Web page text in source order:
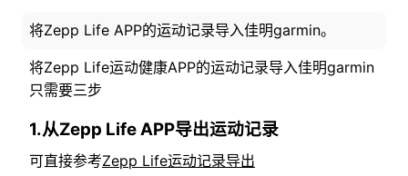
将Zepp Life APP的运动记录导入佳明garmin。
将Zepp Life运动健康APP的运动记录导入佳明garmin
只需要三步
1.从Zepp Life APP导出运动记录
可直接参考Zepp Life运动记录导出